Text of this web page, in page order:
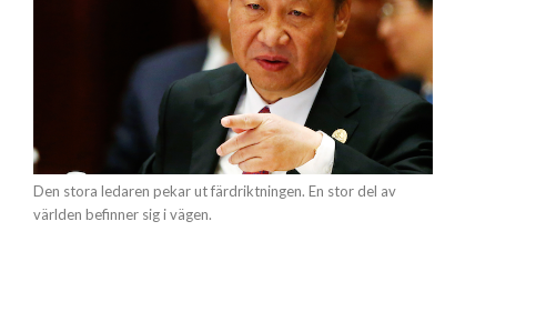
Den stora ledaren pekar ut färdriktningen. En stor del av
världen befinner sig i vägen.